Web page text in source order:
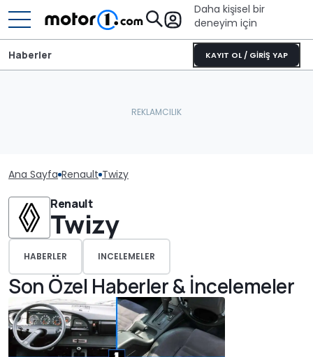
Daha kişisel bir
deneyim için
KAYIT OL / GİRİŞ YAP
Haberler
Ana Sayfa Renault Twizy
Renault
Twizy
HABERLER INCELEMELER
Son Özel Haberler & İncelemeler